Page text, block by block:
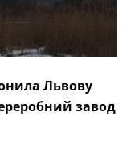
Львову
завод